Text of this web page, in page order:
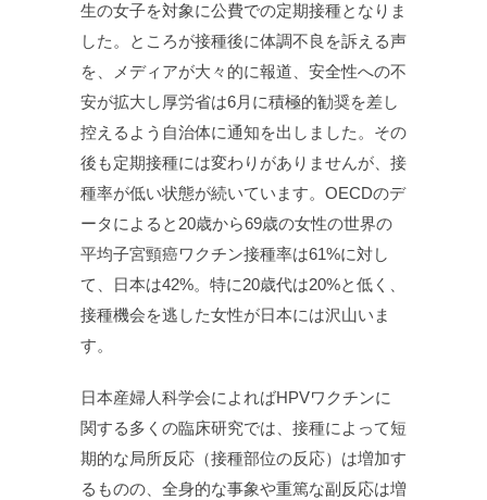
生の女子を対象に公費での定期接種となりま
した。ところが接種後に体調不良を訴える声
を、メディアが大々的に報道、安全性への不
安が拡大し厚労省は6月に積極的勧奨を差し
控えるよう自治体に通知を出しました。その
後も定期接種には変わりがありませんが、接
種率が低い状態が続いています。OECDのデ
ータによると20歳から69歳の女性の世界の
平均子宮頸癌ワクチン接種率は61%に対し
て、日本は42%。特に20歳代は20%と低く、
接種機会を逃した女性が日本には沢山いま
す。
日本産婦人科学会によればHPVワクチンに
関する多くの臨床研究では、接種によって短
期的な局所反応（接種部位の反応）は増加す
るものの、全身的な事象や重篤な副反応は増